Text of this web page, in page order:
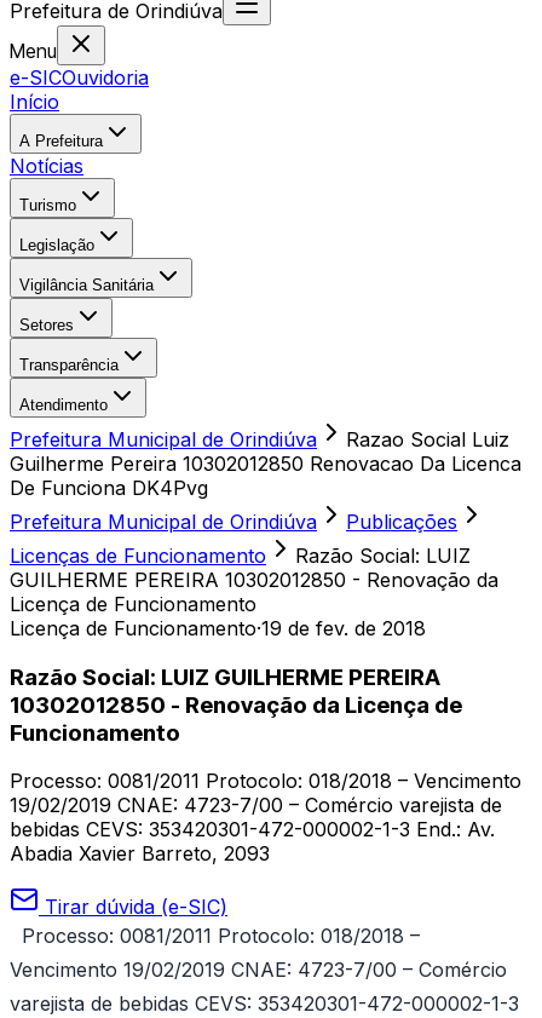
Prefeitura de Orindiúva
Menu
e-SICOuvidoria
Início
A Prefeitura
Notícias
Turismo
Legislação
Vigilância Sanitária
Setores
Transparência
Atendimento
Prefeitura Municipal de Orindiúva
Razao Social Luiz
Guilherme Pereira 10302012850 Renovacao Da Licenca
De Funciona DK4Pvg
Prefeitura Municipal de Orindiúva
Publicações
Licenças de Funcionamento
Razão Social: LUIZ
GUILHERME PEREIRA 10302012850 - Renovação da
Licença de Funcionamento
Licença de Funcionamento·19 de fev. de 2018
Razão Social: LUIZ GUILHERME PEREIRA
10302012850 - Renovação da Licença de
Funcionamento
Processo: 0081/2011 Protocolo: 018/2018 – Vencimento
19/02/2019 CNAE: 4723-7/00 – Comércio varejista de
bebidas CEVS: 353420301-472-000002-1-3 End.: Av.
Abadia Xavier Barreto, 2093
Tirar dúvida (e-SIC)
Processo: 0081/2011 Protocolo: 018/2018 –
Vencimento 19/02/2019 CNAE: 4723-7/00 – Comércio
varejista de bebidas CEVS: 353420301-472-000002-1-3